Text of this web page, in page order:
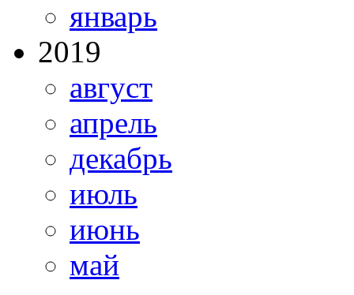
январь
2019
август
апрель
декабрь
июль
июнь
май